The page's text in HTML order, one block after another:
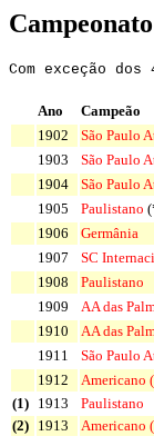
Com exceção
Ano Campeão
1902
São Paulo
1903
São Paulo
1904
São Paulo
1905
Paulistano
1906
Germânia
1907
SC
1908
Paulistano
1909
AA das
1910
AA das
1911
São Paulo
1912
Americano
(1) 1913 Paulistano
(2) 1913 Americano